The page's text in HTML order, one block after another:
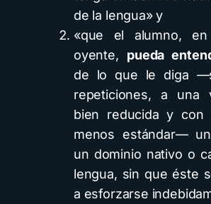
de la lengua» y
«que el alumno,
oyente, pueda
de lo que le diga
repeticiones, a una
bien reducida y con
menos estándar—
un dominio nativo o
lengua, sin que éste
a esforzarse